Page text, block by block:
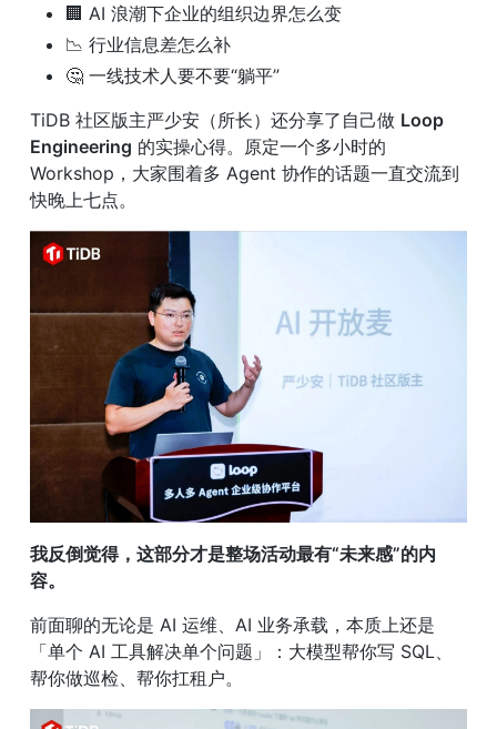
🏢 AI 浪潮下企业的组织边界怎么变
📉 行业信息差怎么补
🤔 一线技术人要不要“躺平”
TiDB 社区版主严少安（所长）还分享了自己做 Loop
Engineering 的实操心得。原定一个多小时的
Workshop，大家围着多 Agent 协作的话题一直交流到
快晚上七点。
我反倒觉得，这部分才是整场活动最有“未来感”的内
容。
前面聊的无论是 AI 运维、AI 业务承载，本质上还是
「单个 AI 工具解决单个问题」：大模型帮你写 SQL、
帮你做巡检、帮你扛租户。